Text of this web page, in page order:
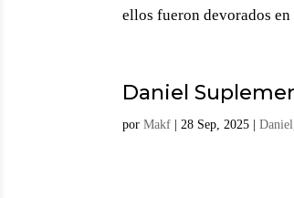
ellos fueron devorados en
Daniel
porMakf |28 Sep, 2025 |Daniel